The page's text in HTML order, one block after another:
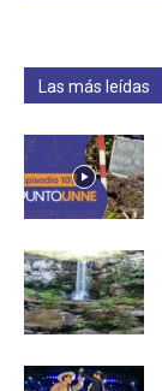
Las más leídas